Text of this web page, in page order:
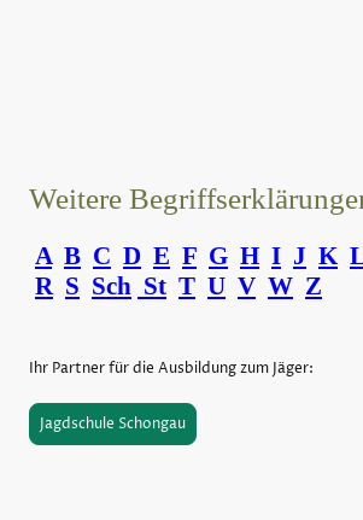
Weitere
A B C D E F G H I J K
R S Sch St T U V W Z
Ihr Partner für die Ausbildung zum Jäger:
Jagdschule Schongau